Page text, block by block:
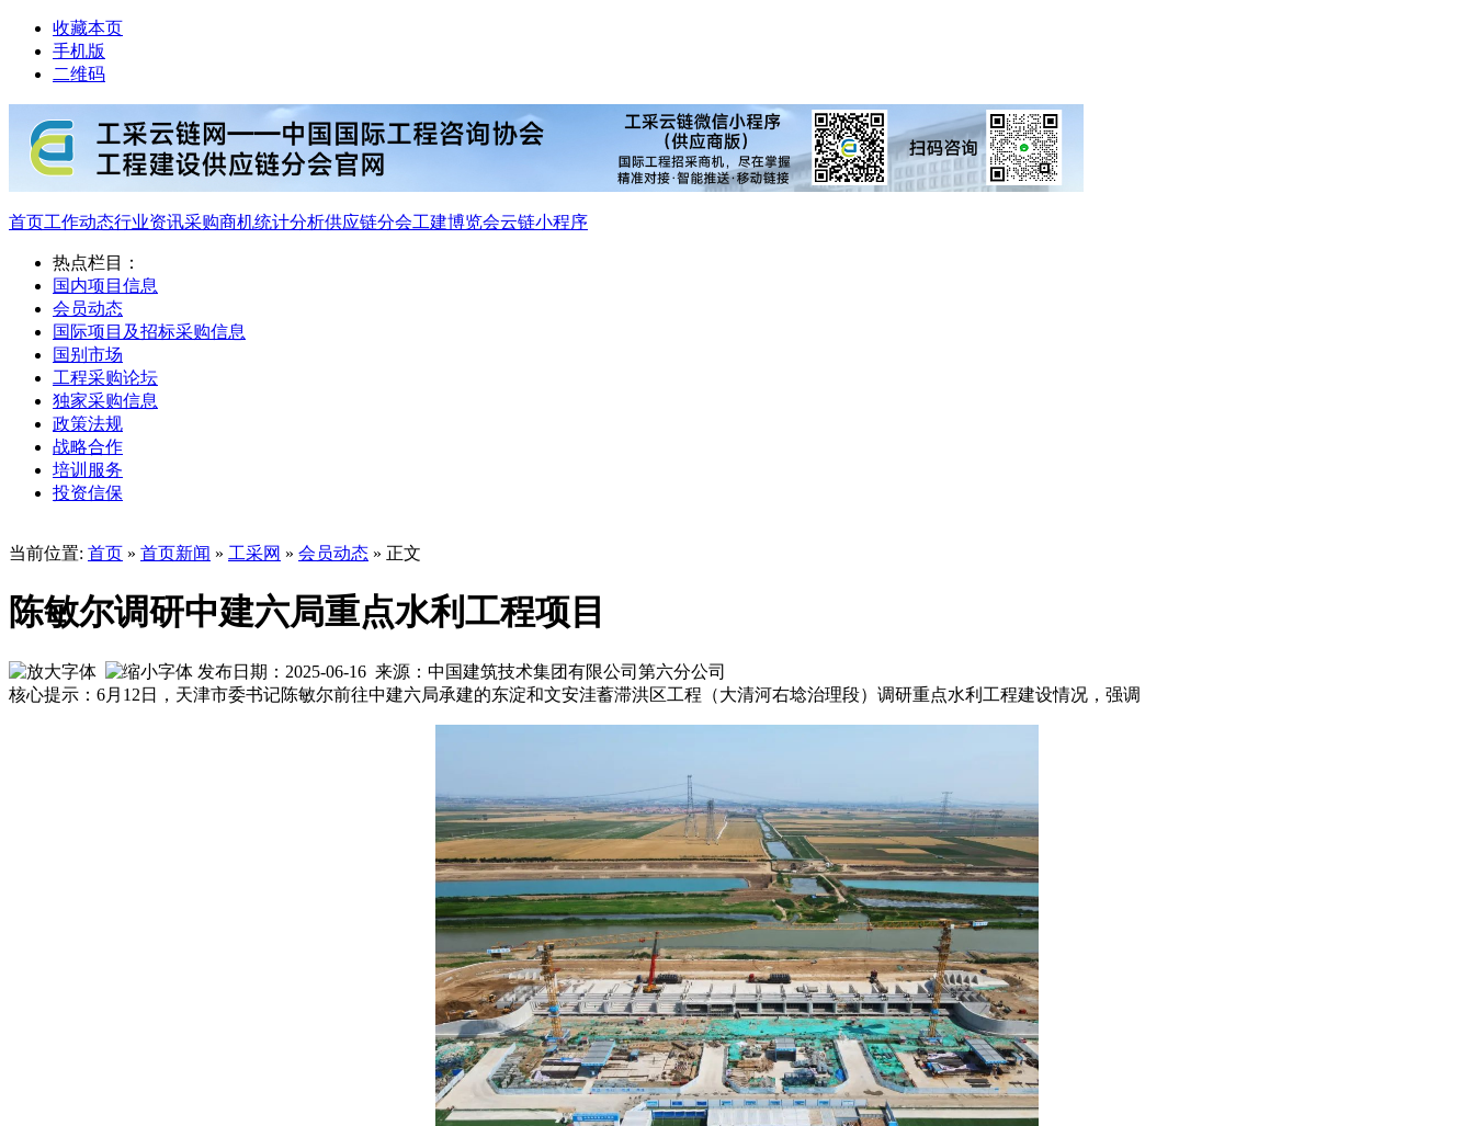
收藏本页
手机版
二维码
首页工作动态行业资讯采购商机统计分析供应链分会工建博览会云链小程序
热点栏目：
国内项目信息
会员动态
国际项目及招标采购信息
国别市场
工程采购论坛
独家采购信息
政策法规
战略合作
培训服务
投资信保
当前位置: 首页 » 首页新闻 » 工采网 » 会员动态 » 正文
陈敏尔调研中建六局重点水利工程项目
发布日期：2025-06-16 来源：中国建筑技术集团有限公司第六分公司
核心提示：6月12日，天津市委书记陈敏尔前往中建六局承建的东淀和文安洼蓄滞洪区工程（大清河右埝治理段）调研重点水利工程建设情况，强调